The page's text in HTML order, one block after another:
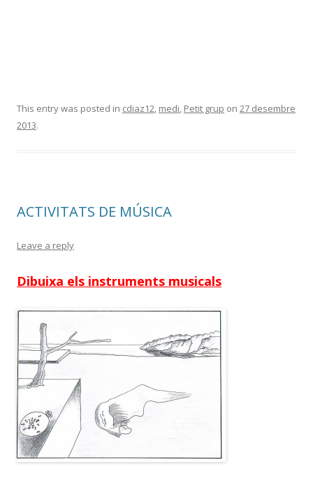
This entry was posted in cdiaz12, medi, Petit grup on 27 desembre
2013.
ACTIVITATS DE MÚSICA
Leave a reply
Dibuixa els instruments musicals